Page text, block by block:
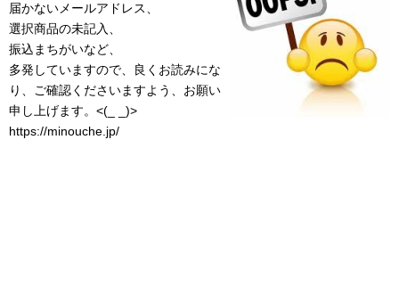
届かないメールアドレス、
選択商品の未記入、
振込まちがいなど、
多発していますので、良くお読みにな
り、ご確認くださいますよう、お願い
申し上げます。<(_ _)>
https://minouche.jp/